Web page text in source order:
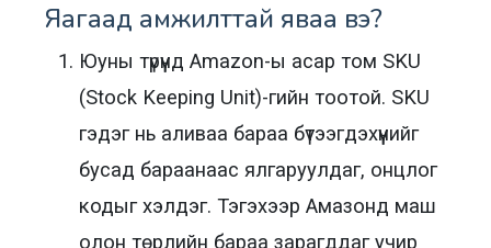
Яагаад амжилттай яваа вэ?
Юуны түрүүнд Amazon-ы асар том SKU
(Stock Keeping Unit)-гийн тоотой. SKU
гэдэг нь аливаа бараа бүтээгдэхүүнийг
бусад бараанаас ялгаруулдаг, онцлог
кодыг хэлдэг. Тэгэхээр Амазонд маш
олон төрлийн бараа зарагддаг учир